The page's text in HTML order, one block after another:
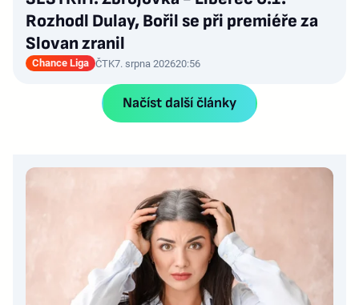
Rozhodl Dulay, Bořil se při premiéře za
Slovan zranil
Chance Liga ČTK7. srpna 202620:56
Načíst další články